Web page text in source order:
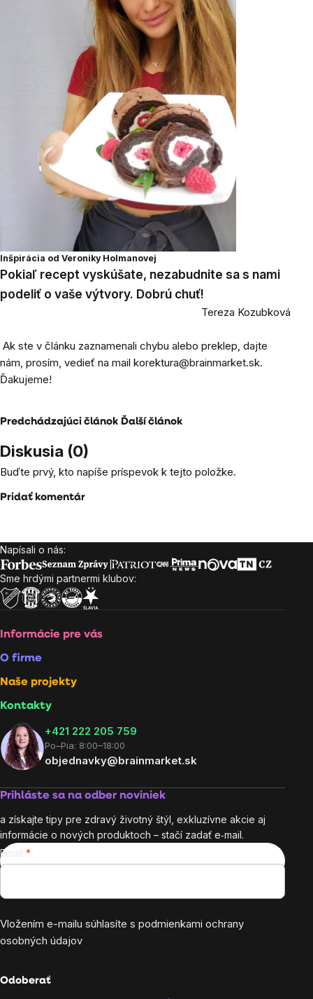
Inšpirácia od Veroniky Holmanovej
Pokiaľ recept vyskúšate, nezabudnite sa s nami
podeliť o vaše výtvory. Dobrú chuť!
Tereza Kozubková
Ak ste v článku zaznamenali chybu alebo preklep, dajte
nám, prosím, vedieť na mail korektura@brainmarket.sk.
Ďakujeme!
Predchádzajúci článok Ďalší článok
Diskusia (0)
Buďte prvý, kto napíše príspevok k tejto položke.
Pridať komentár
Zápätie
Napísali o nás:
Sme hrdými partnermi klubov:
Informácie pre vás
O firme
Naše projekty
Kontakty
+421 222 205 759
Po–Pia: 8:00–18:00
objednavky@brainmarket.sk
Prihláste sa na odber noviniek
a získajte tipy pre zdravý životný štýl, exkluzívne akcie aj
informácie o nových produktoch – stačí zadať e‑mail.
Email
Vložením e-mailu súhlasíte s podmienkami ochrany
osobných údajov
Odoberať